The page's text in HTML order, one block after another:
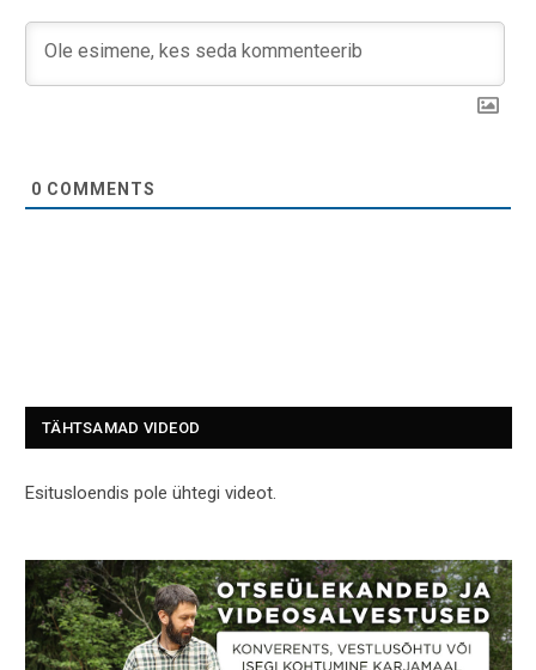
0 COMMENTS
TÄHTSAMAD VIDEOD
Esitusloendis pole ühtegi videot.